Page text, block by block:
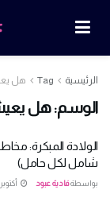
الرئيسية Tag هل
الوسم:هل
الولادة المبكرة:
شامل لكل حامل)
بواسطةفادية عبود أكتوبر 15, 2025